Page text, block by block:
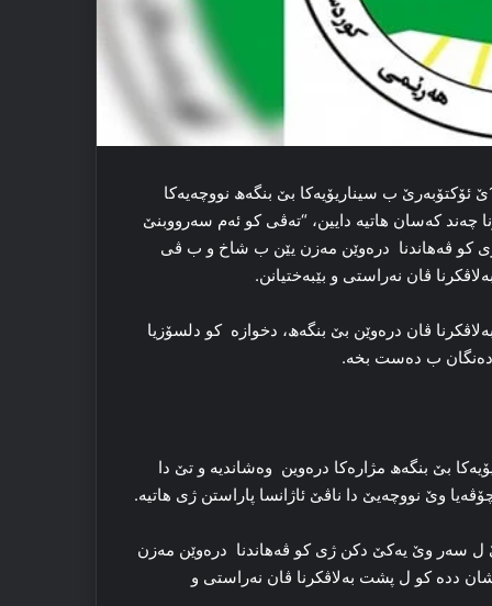
ئاژانسا پاراستنێ د داخویانیه‌کێ دا رادگەھینە كو، مه‌دیایا گرۆپا 16ێ ئۆكتۆبەرێ ب سیناریۆیه‌کا‌ بێ بنگه‌ھ نووچەیەكا
چه‌ند که‌سان هاتیه‌ دایین، “ته‌ڤی کو ئه‌م سەرووبنێ
کو ڤەھاندنا د‌ره‌وێن مه‌زن یێن ب شاخ و ب ڤی
ڤان نه‌راستی و بێبه‌ختیانن‌.
ڤان دره‌وێن بێ بنگه‌ھ، دخوازە ‌ کو دلسۆزیا
ده‌نگان ب ده‌ست بخه‌.
بێ بنگه‌ھ مژاره‌کا‌ دره‌وین ‌ وه‌شاندیە و تێ دا
وێ نووچه‌یێ دا‌ ناڤێ ئاژانسا پاراستن ژی هاتیه‌.
ل سەر وێ یەكێ دكن ژی کو ڤەھاندنا د‌ره‌وێن مه‌زن
دده‌ کو ل پشت به‌لاڤکرنا ڤان نه‌راستی و